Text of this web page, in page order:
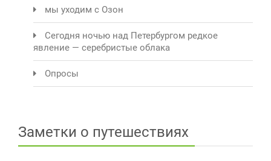
мы уходим с Озон
Сегодня ночью над Петербургом редкое
явление — серебристые облака
Опросы
Заметки о путешествиях